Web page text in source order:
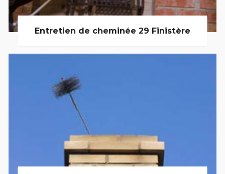
Entretien de cheminée 29 Finistère